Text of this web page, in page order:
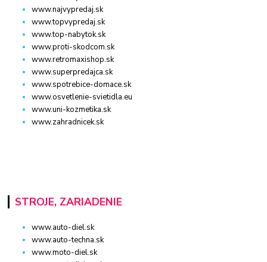
www.najvypredaj.sk
www.topvypredaj.sk
www.top-nabytok.sk
www.proti-skodcom.sk
www.retromaxishop.sk
www.superpredajca.sk
www.spotrebice-domace.sk
www.osvetlenie-svietidla.eu
www.uni-kozmetika.sk
www.zahradnicek.sk
STROJE, ZARIADENIE
www.auto-diel.sk
www.auto-techna.sk
www.moto-diel.sk